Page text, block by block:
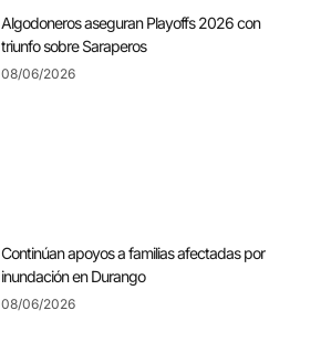
Algodoneros aseguran Playoffs 2026 con
triunfo sobre Saraperos
08/06/2026
Continúan apoyos a familias afectadas por
inundación en Durango
08/06/2026